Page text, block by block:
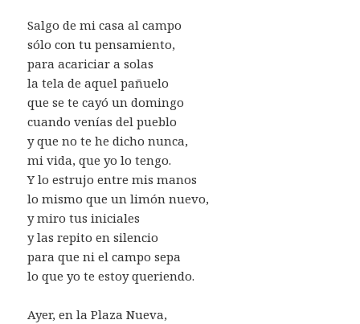
Salgo de mi casa al campo
sólo con tu pensamiento,
para acariciar a solas
la tela de aquel pañuelo
que se te cayó un domingo
cuando venías del pueblo
y que no te he dicho nunca,
mi vida, que yo lo tengo.
Y lo estrujo entre mis manos
lo mismo que un limón nuevo,
y miro tus iniciales
y las repito en silencio
para que ni el campo sepa
lo que yo te estoy queriendo.
Ayer, en la Plaza Nueva,